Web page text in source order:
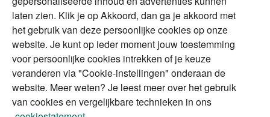
Over ABN AMRO Veiligheid
Privacy & Cookies
Toegankelijkheid
Disclaimer RSS
laten zien. Klik je op Akkoord, dan ga je akkoord met
het gebruik van deze persoonlijke cookies op onze
website. Je kunt op ieder moment jouw toestemming
voor persoonlijke cookies intrekken of je keuze
veranderen via "Cookie-instellingen" onderaan de
website. Meer weten? Je leest meer over het gebruik
van cookies en vergelijkbare technieken in ons